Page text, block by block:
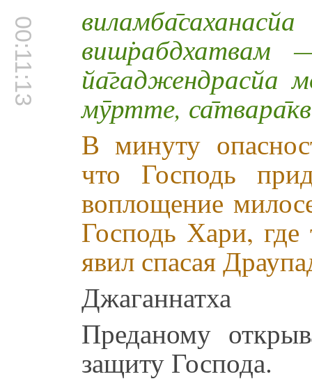
00:11:13 виш̇рабдхатвам
йа̄гаджендрасйа
мӯртте,
В минуту
что Господь
воплощение
Господь Хари,
явил спасая
Джаганнатха
Преданому
защиту Господа.